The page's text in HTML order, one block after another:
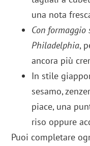
una nota
Con
Philadelphia,
ancora più
In stile
sesamo,
piace, una
riso oppure
Puoi completare